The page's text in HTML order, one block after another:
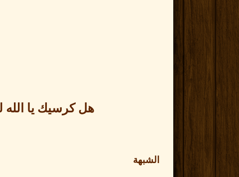
هل كرسيك يا
الشبهة